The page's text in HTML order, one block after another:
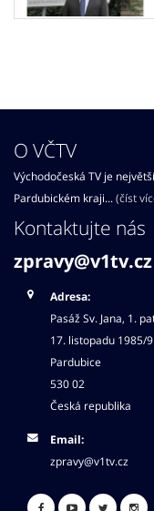
O VČTV
Východočeská TV je
Pardubickém kraji... (číst
Kontaktujte nás
zpravy@v1tv.cz
Adresa:
Pasáž Sv. Jana, 1.
17. listopadu 1985/9
Pardubice
530 02
Česká republika
Email:
zpravy@v1tv.cz